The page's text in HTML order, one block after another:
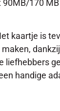
170
kaartje is
liefhebbers
handige